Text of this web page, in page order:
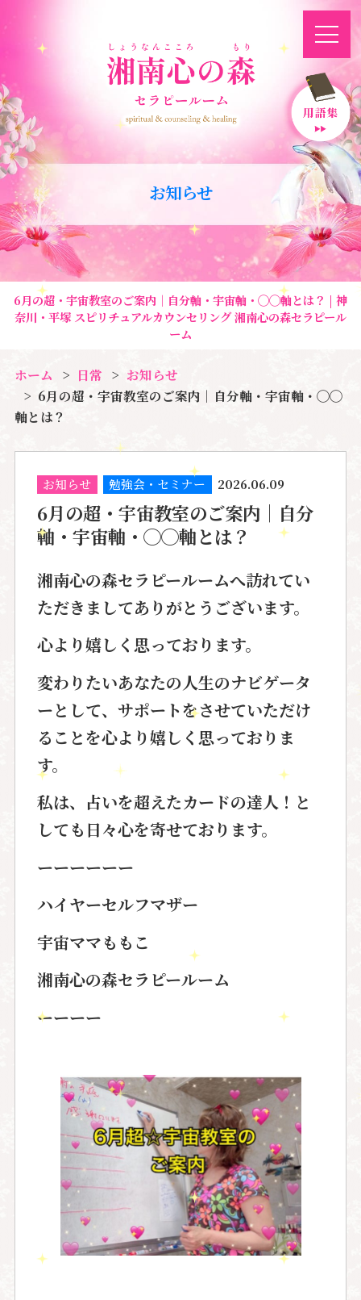
お知らせ
6月の超・宇宙教室のご案内｜自分軸・宇宙軸・◯◯軸とは？ | 神
奈川・平塚 スピリチュアルカウンセリング 湘南心の森セラピール
ーム
ホーム 日常
お知らせ
6月の超・宇宙教室のご案内｜自分軸・宇宙軸・◯◯
軸とは？
お知らせ 勉強会・セミナー 2026.06.09
6月の超・宇宙教室のご案内｜自分
軸・宇宙軸・◯◯軸とは？
湘南心の森セラピールームへ訪れてい
ただきましてありがとうございます。
心より嬉しく思っております。
変わりたいあなたの人生のナビゲータ
ーとして、 サポートをさせていただけ
ることを心より嬉しく思っておりま
す。
私は、占いを超えたカードの達人！と
しても日々心を寄せております。
ーーーーーー
ハイヤーセルフマザー
宇宙ママももこ
湘南心の森セラピールーム
ーーーー